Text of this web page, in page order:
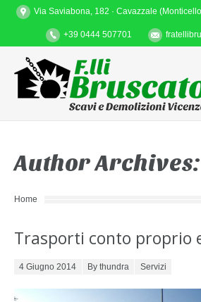
Via Saviabona, 182 · Cavazzale
+39 0444 507701
Author Archives:
You are here:
Home
Trasporti conto proprio
Posted on
4 Giugno 2014 By thundra Servizi